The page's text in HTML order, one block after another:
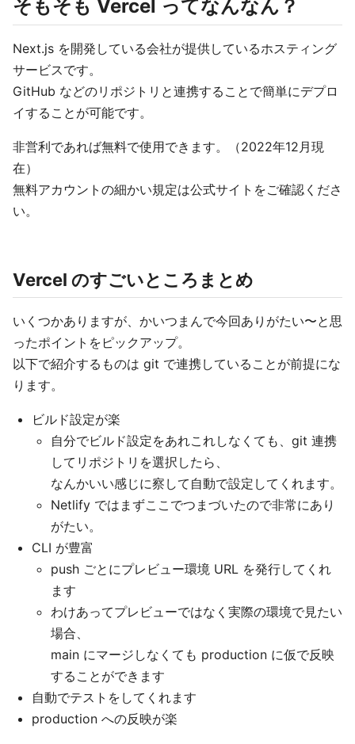
そもそも Vercel ってなんなん？
Next.js を開発している会社が提供しているホスティング
サービスです。
GitHub などのリポジトリと連携することで簡単にデプロ
イすることが可能です。
非営利であれば無料で使用できます。（2022年12月現
在）
無料アカウントの細かい規定は公式サイトをご確認くださ
い。
Vercel のすごいところまとめ
いくつかありますが、かいつまんで今回ありがたい〜と思
ったポイントをピックアップ。
以下で紹介するものは git で連携していることが前提にな
ります。
ビルド設定が楽
自分でビルド設定をあれこれしなくても、git 連携
してリポジトリを選択したら、
なんかいい感じに察して自動で設定してくれます。
Netlify ではまずここでつまづいたので非常にあり
がたい。
CLI が豊富
push ごとにプレビュー環境 URL を発行してくれ
ます
わけあってプレビューではなく実際の環境で見たい
場合、
main にマージしなくても production に仮で反映
することができます
自動でテストをしてくれます
production への反映が楽